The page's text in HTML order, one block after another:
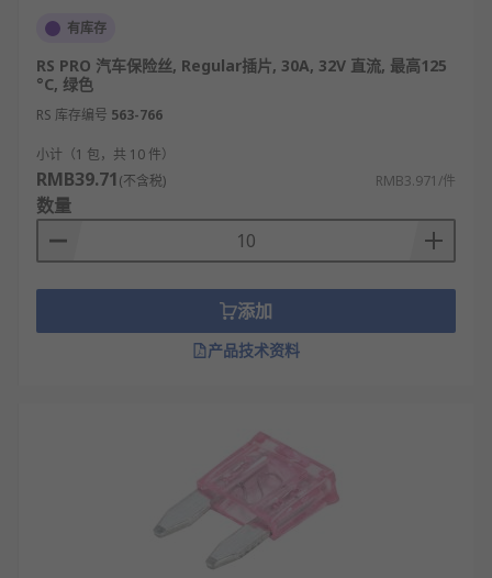
有库存
RS PRO 汽车保险丝, Regular插片, 30A, 32V 直流, 最高125
°C, 绿色
RS 库存编号 563-766
小计（1 包，共 10 件）
RMB39.71(不含税) RMB3.971/件
数量
添加
产品技术资料